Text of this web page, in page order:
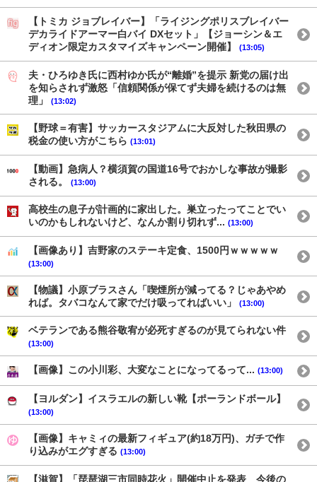
【トミカ ジョブレイバー】「ライジングポリスブレイバー
デカライドアーマー白バイ DXセット」【ジョーシン＆エ
ディオン限定カスタマイズキャンペーン開催】
(13:05)
夫・ひろゆき氏に西村ゆか氏が“離婚”を提示 新党の届け出
を知らされず激怒「信頼関係が保てず夫婦を続けるのは無
理」
(13:02)
【野球＝有害】サッカースタジアムに大反対した秋田県の
税金の使い方がこちら (13:01)
【動画】急病人？横須賀の国道16号でおかしな事故が撮影
される。
(13:00)
高校生の息子が計画的に家出した。巣立ったってことでい
いのかもしれないけど、なんか割り切れず... (13:00)
【画像あり】吉野家のステーキ定食、1500円ｗｗｗｗｗ
(13:00)
【物議】小原ブラスさん「喫煙所が減ってる？じゃあやめ
れば。タバコなんて家でだけ吸ってればいい」
(13:00)
ベテランである熊谷敬宥が必死すぎるのが見てられない件
(13:00)
【画像】この小川彩、大変なことになってるって... (13:00)
【ヨルダン】イスラエルの新しい靴【ポーランドボール】
(13:00)
【画像】キャミィの最新フィギュア(約18万円)、ガチで作
り込みがエグすぎる (13:00)
【滋賀】「琵琶湖三市同時花火」開催中止を発表 今後の